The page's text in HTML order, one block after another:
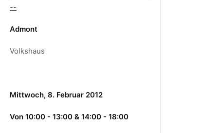
--
Admont
Volkshaus
Mittwoch, 8. Februar 2012
Von 10:00 - 13:00 & 14:00 - 18:00